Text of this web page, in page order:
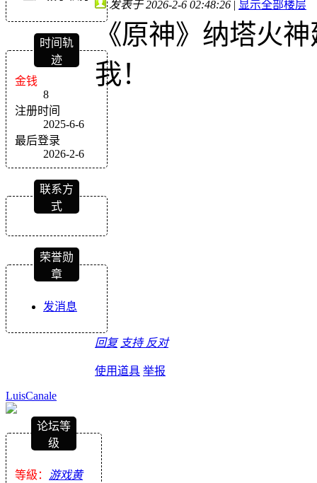
时间轨
迹
金钱
8
注册时间
2025-6-6
最后登录
2026-2-6
联系方
式
荣誉勋
章
发消息
发表于 2026-2-6 02:48:26 | 显示全部楼层
《原神》纳塔火
我！
回复 支持 反对
使用道具 举报
LuisCanale
论坛等
级
等級： 游戏黄